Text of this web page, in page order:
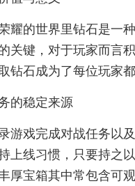
耀的世界里钻石是一
关键，对于玩家而言
钻石成为了每位玩家
的稳定来源
游戏完成对战任务以
上线习惯，只要持之
厚宝箱其中常包含可